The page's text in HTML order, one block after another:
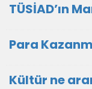
TÜSİAD’ın
Para
Kültür ne